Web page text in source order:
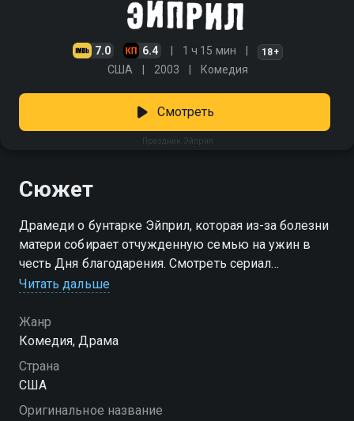
7.0 6.4 1 ч 15 мин 18+
США 2003 Комедия
Праздник Эйприл
Смотреть
Сюжет
Драмеди о бунтарке Эйприл, которая из-за болезни
матери собирает отчужденную семью на ужин в
честь Дня благодарения. Смотреть сериал
«Праздник Эйприл» онлайн в хорошем качестве вы
Читать дальше
Жанр
Комедия, Драма
Страна
США
Оригинальное название